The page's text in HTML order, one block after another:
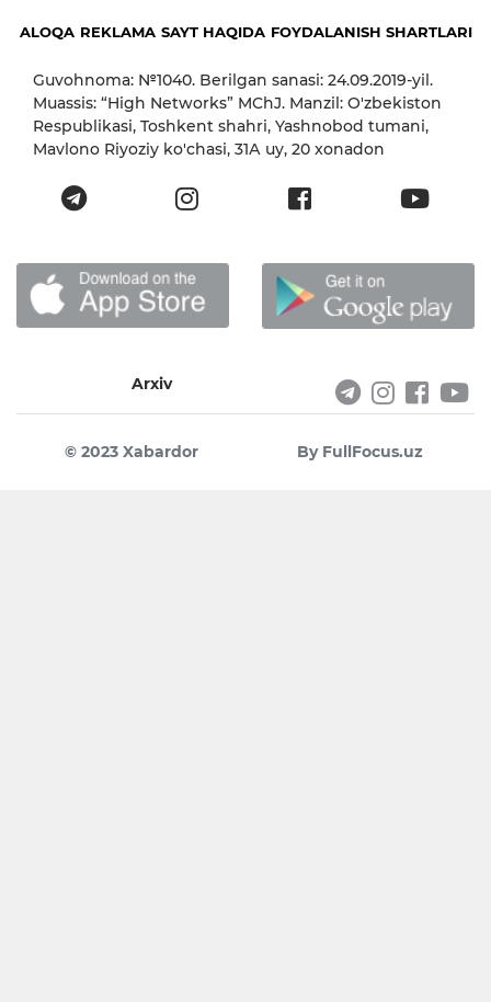
ALOQA REKLAMA SAYT HAQIDA FOYDALANISH SHARTLARI
Guvohnoma: №1040. Berilgan sanasi: 24.09.2019-yil.
Muassis: “High Networks” MChJ. Manzil: O'zbekiston
Respublikasi, Toshkent shahri, Yashnobod tumani,
Mavlono Riyoziy ko'chasi, 31А uy, 20 xonadon
Arxiv
© 2023 Xabardor By FullFocus.uz